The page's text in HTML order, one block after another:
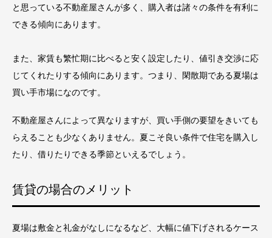
と思っている不動産屋さんが多く、購入者は諸々の条件を有利に
できる傾向にあります。
また、家賃も繁忙期に比べると安く設定したり、値引き交渉に応
じてくれたりする傾向にあります。つまり、閑散期である夏場は
買い手市場になのです。
不動産屋さんによって異なりますが、買い手側の要望をきいても
らえることも少なくありません。夏こそ良い条件で住宅を購入し
たり、借りたりできる季節といえるでしょう。
賃貸の場合のメリット
夏場は敷金と礼金がなしになるなど、大幅に値下げされるケース